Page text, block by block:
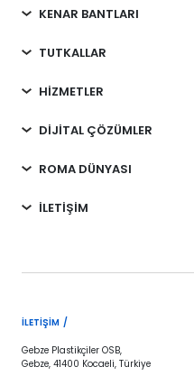
KENAR BANTLARI
TUTKALLAR
HİZMETLER
DİJİTAL ÇÖZÜMLER
ROMA DÜNYASI
İLETİŞİM
İLETIŞIM /
Gebze Plastikçiler OSB,
Gebze, 41400 Kocaeli, Türkiye